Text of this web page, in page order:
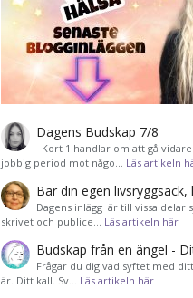
Dagens Budskap 7/8
Kort 1 handlar om att gå
jobbig period mot någo… Läs artikeln
Bär din egen livsryggsäck,
Dagens inlägg är till vissa delar
skrivet och publice… Läs artikeln här
Budskap från en ängel -
Frågar du dig vad syftet med
är. Ditt kall. Sv… Läs artikeln här